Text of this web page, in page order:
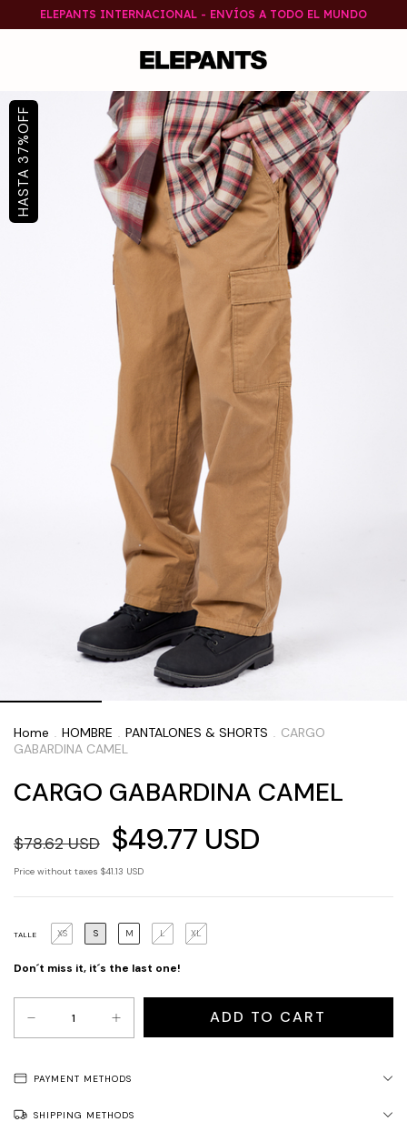
ELEPANTS INTERNACIONAL - ENVÍOS A TODO EL MUNDO
37
%
OFF
Home . HOMBRE . PANTALONES & SHORTS . CARGO
GABARDINA CAMEL
CARGO GABARDINA CAMEL
$78.62 USD $49.77 USD
Price without taxes $41.13 USD
TALLE XS S M L XL
Don´t miss it, it´s the last one!
PAYMENT METHODS
SHIPPING METHODS